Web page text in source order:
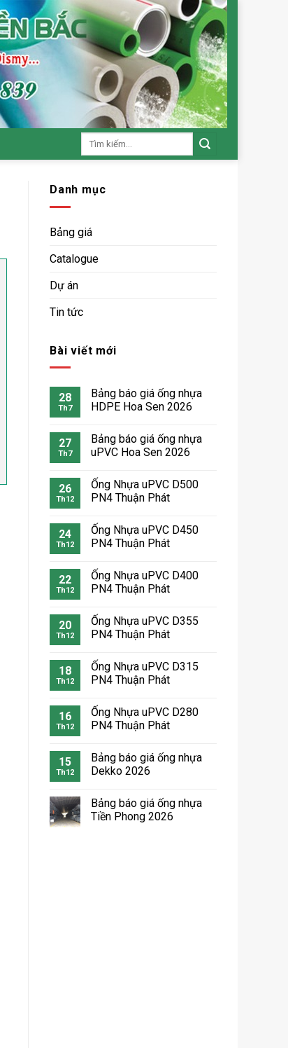
Tìm
Danh mục
Bảng giá
Catalogue
Dự án
Tin tức
Bài viết mới
28
Th7
Bảng báo giá ống nhựa
HDPE Hoa Sen 2026
27
Th7
Bảng báo giá ống nhựa
uPVC Hoa Sen 2026
26
Th12
Ống Nhựa uPVC D500
PN4 Thuận Phát
24
Th12
Ống Nhựa uPVC D450
PN4 Thuận Phát
22
Th12
Ống Nhựa uPVC D400
PN4 Thuận Phát
20
Th12
Ống Nhựa uPVC D355
PN4 Thuận Phát
18
Th12
Ống Nhựa uPVC D315
PN4 Thuận Phát
16
Th12
Ống Nhựa uPVC D280
PN4 Thuận Phát
15
Th12
Bảng báo giá ống nhựa
Dekko 2026
Bảng báo giá ống nhựa
Tiền Phong 2026